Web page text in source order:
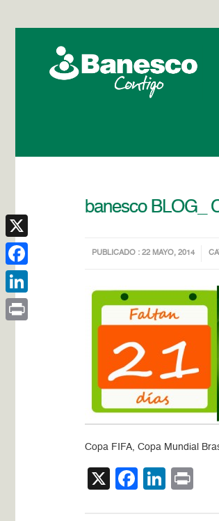
banesco BLOG_
PUBLICADO : 22 MAYO, 2014
Copa FIFA, Copa Mundial
X
X
Facebook
LinkedIn